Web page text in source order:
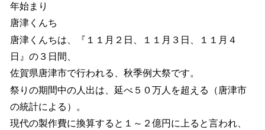
年始まり
唐津くんち
唐津くんちは、『１１月２日、１１月３日、１１月４
日』の３日間、
佐賀県唐津市で行われる、秋季例大祭です。
祭りの期間中の人出は、延べ５０万人を超える（唐津市
の統計による）。
現代の製作費に換算すると１～２億円に上ると言われ、